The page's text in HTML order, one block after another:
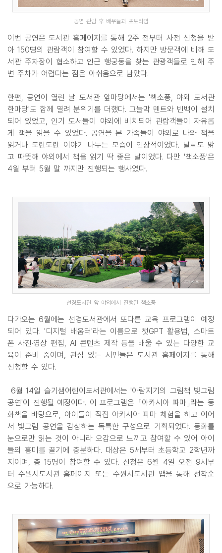
공연 관람 후 배우들과 포토타임
이번 공연은 도서관 홈페이지를 통해 2주 전부터 사전 신청을 받
아 150명의 관람객이 참여할 수 있었다. 하지만 방문객에 비해 도
서관 주차장이 협소하고 인근 행궁동을 찾는 관광객들로 인해 주
변 주차가 어렵다는 점은 아쉬움으로 남았다.
한편, 공연이 열린 날 도서관 앞마당에서는 '책소풍, 야외 도서관
한마당'도 함께 열려 분위기를 더했다. 그늘막 텐트와 빈백이 설치
되어 있었고, 인기 도서들이 야외에 비치되어 관람객들이 자유롭
게 책을 읽을 수 있었다. 공연을 본 가족들이 야외로 나와 책을
읽거나 도란도란 이야기 나누는 모습이 인상적이었다. 날씨도 맑
고 따뜻해 야외에서 책을 읽기 딱 좋은 날이었다. 다만 '책소풍'은
4월 부터 5월 말 까지만 진행되는 행사였다.
선경도서관 앞 야외에서 진행된 책소풍
다가오는 6월에는 선경도서관에서 또다른 교육 프로그램이 예정
되어 있다. '디지털 배움터'라는 이름으로 챗GPT 활용법, 스마트
폰 사진·영상 편집, AI 콘텐츠 제작 등을 배울 수 있는 다양한 교
육이 준비 중이며, 관심 있는 시민들은 도서관 홈페이지를 통해
신청할 수 있다.
6월 14일 슬기샘어린이도서관에서는 '아람지기의 그림책 빛그림
공연'이 진행될 예정이다. 이 프로그램은 『아카시아 파마』라는 동
화책을 바탕으로, 아이들이 직접 아카시아 파마 체험을 하고 이어
서 빛그림 공연을 감상하는 독특한 구성으로 기획되었다. 동화를
눈으로만 읽는 것이 아니라 오감으로 느끼고 참여할 수 있어 아이
들의 흥미를 끌기에 충분하다. 대상은 5세부터 초등학교 2학년까
지이며, 총 15명이 참여할 수 있다. 신청은 6월 4일 오전 9시부
터 수원시도서관 홈페이지 또는 수원시도서관 앱을 통해 선착순
으로 가능하다.